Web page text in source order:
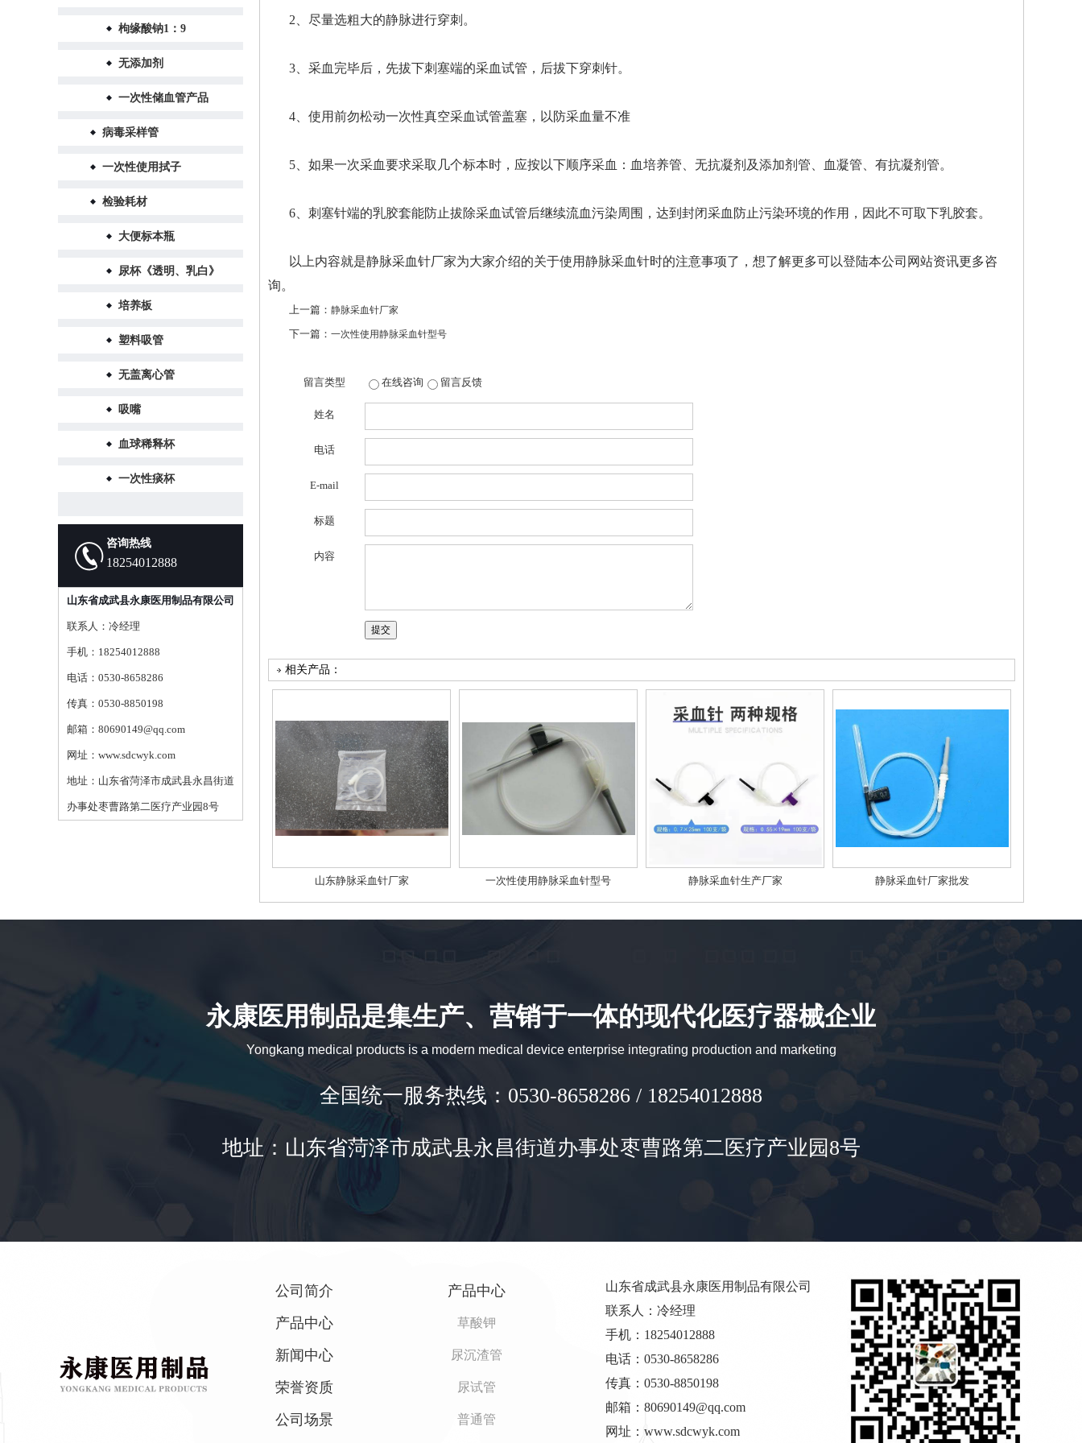
枸缘酸钠1：9
无添加剂
一次性储血管产品
病毒采样管
一次性使用拭子
检验耗材
大便标本瓶
尿杯《透明、乳白》
培养板
塑料吸管
无盖离心管
吸嘴
血球稀释杯
一次性痰杯
咨询热线
18254012888
山东省成武县永康医用制品有限公司
联系人：冷经理
手机：18254012888
电话：0530-8658286
传真：0530-8850198
邮箱：80690149@qq.com
网址：www.sdcwyk.com
地址：山东省菏泽市成武县永昌街道
办事处枣曹路第二医疗产业园8号
2、尽量选粗大的静脉进行穿刺。
3、采血完毕后，先拔下刺塞端的采血试管，后拔下穿刺针。
4、使用前勿松动一次性真空采血试管盖塞，以防采血量不准
5、如果一次采血要求采取几个标本时，应按以下顺序采血：血培养管、无抗凝剂及添加剂管、血凝管、有抗凝剂管。
6、刺塞针端的乳胶套能防止拔除采血试管后继续流血污染周围，达到封闭采血防止污染环境的作用，因此不可取下乳胶套。
以上内容就是静脉采血针厂家为大家介绍的关于使用静脉采血针时的注意事项了，想了解更多可以登陆本公司网站资讯更多咨
询。
上一篇： 静脉采血针厂家
下一篇： 一次性使用静脉采血针型号
留言类型 在线咨询 留言反馈
姓名
电话
E-mail
标题
内容
相关产品：
山东静脉采血针厂家 一次性使用静脉采血针型号 静脉采血针生产厂家 静脉采血针厂家批发
永康医用制品是集生产、营销于一体的现代化医疗器械企业
Yongkang medical products is a modern medical device enterprise integrating production and marketing
全国统一服务热线：0530-8658286 / 18254012888
地址：山东省菏泽市成武县永昌街道办事处枣曹路第二医疗产业园8号
公司简介
产品中心
新闻中心
荣誉资质
公司场景
产品中心
草酸钾
尿沉渣管
尿试管
普通管
山东省成武县永康医用制品有限公司
联系人：冷经理
手机：18254012888
电话：0530-8658286
传真：0530-8850198
邮箱：80690149@qq.com
网址：www.sdcwyk.com